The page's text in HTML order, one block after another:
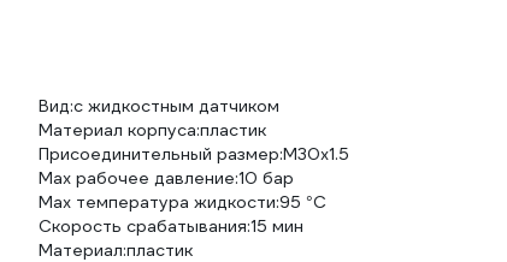
Вид:с жидкостным датчиком
Материал корпуса:пластик
Присоединительный размер:М30х1.5
Мах рабочее давление:10 бар
Max температура жидкости:95 °С
Скорость срабатывания:15 мин
Материал:пластик